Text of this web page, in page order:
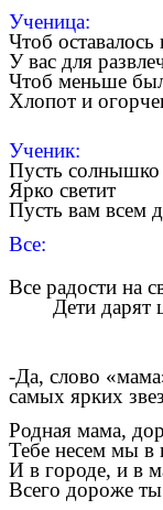
Ученица:
Чтоб оставалось
У вас для
Чтоб меньше
Хлопот и
Ученик:
Пусть солнышко
Ярко светит
Пусть вам всем
Все:
Все радости на
Дети дарят
-Да, слово
самых ярких
Родная мама,
Тебе несем мы в
И в городе, и в
Всего дороже